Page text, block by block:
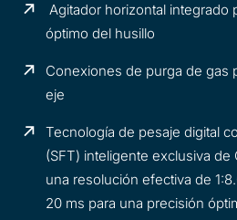
Agitador horizontal integrado
óptimo del husillo
Conexiones de purga de gas
eje
Tecnología de pesaje digital
(SFT) inteligente exclusiva de
una resolución efectiva de
20 ms para una precisión